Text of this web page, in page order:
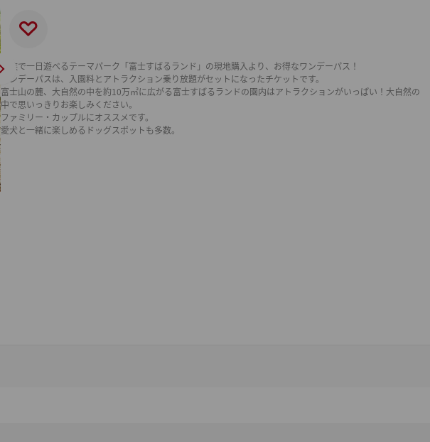
家族で一日遊べるテーマパーク「富士すばるランド」の現地購入より、お得なワンデーパス！
ワンデーパスは、入園料とアトラクション乗り放題がセットになったチケットです。
富士山の麓、大自然の中を約10万㎡に広がる富士すばるランドの園内はアトラクションがいっぱい！大自然の
中で思いっきりお楽しみください。
ファミリー・カップルにオススメです。
愛犬と一緒に楽しめるドッグスポットも多数。